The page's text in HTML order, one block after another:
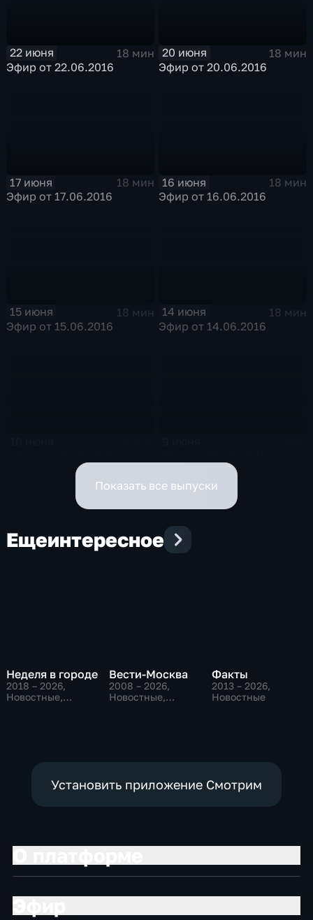
22 июня
18 мин
Эфир от 22.06.2016
20 июня
18 мин
Эфир от 20.06.2016
17 июня
18 мин
Эфир от 17.06.2016
16 июня
18 мин
Эфир от 16.06.2016
15 июня
18 мин
Эфир от 15.06.2016
14 июня
18 мин
Эфир от 14.06.2016
Показать все выпуски
Ещеинтересное
Неделя в городе
2018 – 2026,
Новостные,
Вести-Москва
2008 – 2026,
Новостные,
Факты
2013 – 2026,
Новостные
Установить приложение Смотрим